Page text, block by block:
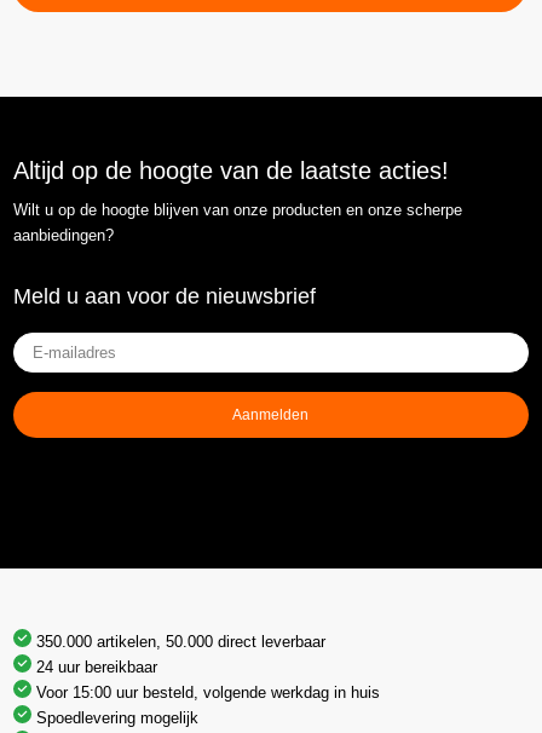
Altijd op de hoogte van de laatste acties!
Wilt u op de hoogte blijven van onze producten en onze scherpe
aanbiedingen?
Meld u aan voor de nieuwsbrief
E-
mailadres(Vereist)
Aanmelden
350.000 artikelen, 50.000 direct leverbaar
24 uur bereikbaar
Voor 15:00 uur besteld, volgende werkdag in huis
Spoedlevering mogelijk